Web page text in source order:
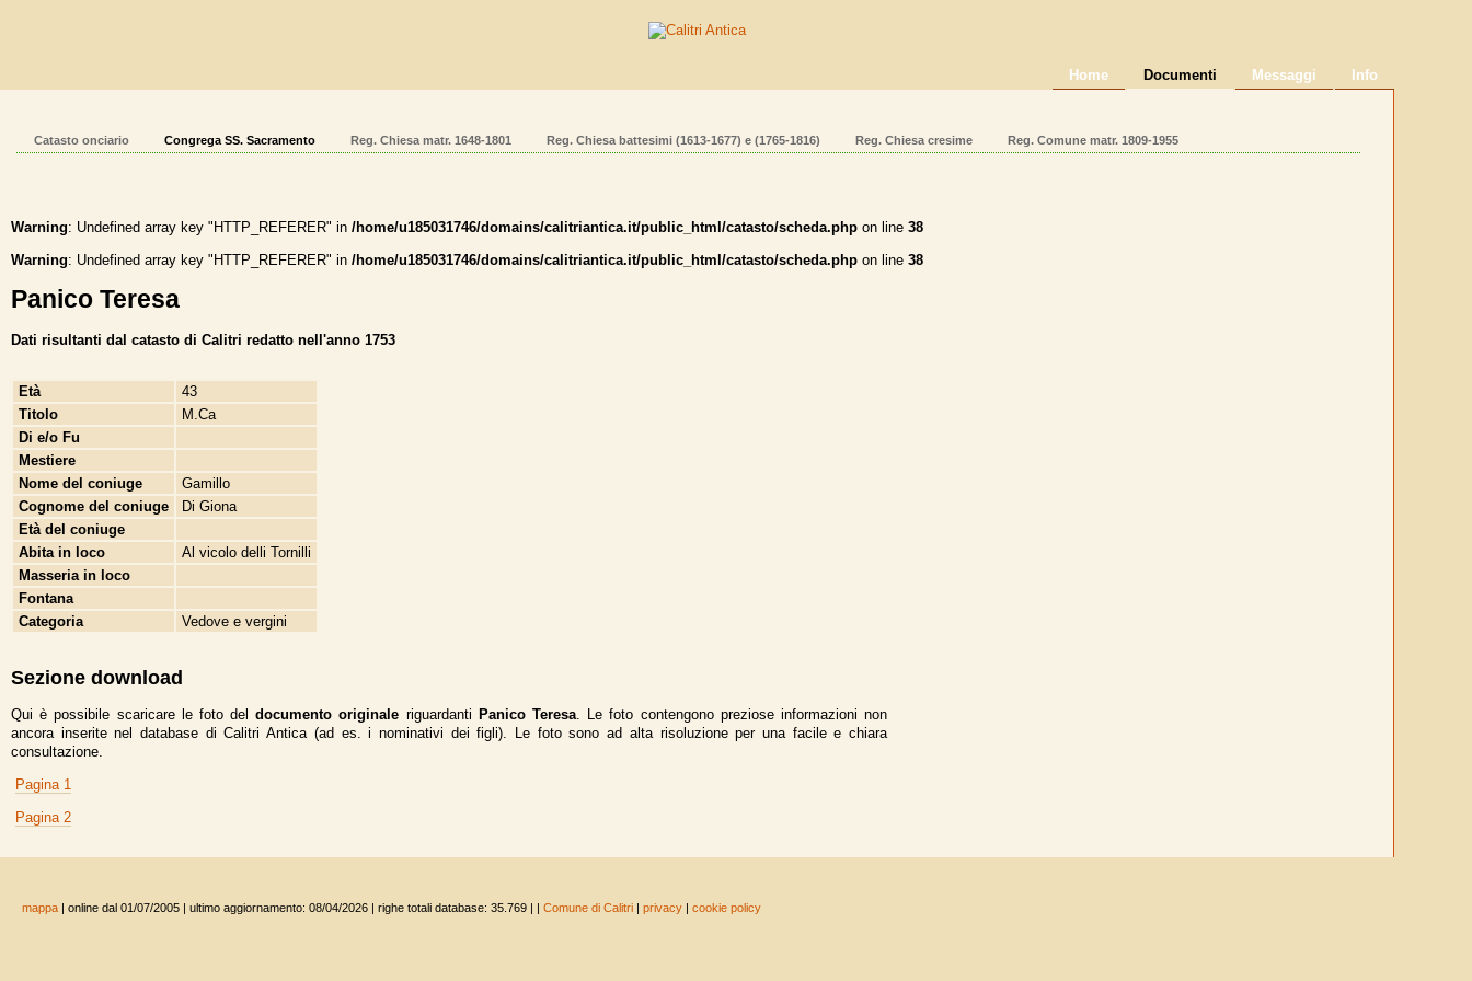
Info
Messaggi
Documenti
Home
Catasto onciario Congrega SS. Sacramento Reg. Chiesa matr. 1648-1801 Reg. Chiesa battesimi (1613-1677) e (1765-1816) Reg. Chiesa cresime Reg. Comune matr. 1809-1955
Warning: Undefined array key "HTTP_REFERER" in /home/u185031746/domains/calitriantica.it/public_html/catasto/scheda.php on line 38
Warning: Undefined array key "HTTP_REFERER" in /home/u185031746/domains/calitriantica.it/public_html/catasto/scheda.php on line 38
Panico Teresa
Dati risultanti dal catasto di Calitri redatto nell'anno 1753
Età
43
Titolo
M.Ca
Di e/o Fu
Mestiere
Nome del coniuge
Gamillo
Cognome del coniuge
Di Giona
Età del coniuge
Abita in loco
Al vicolo delli Tornilli
Masseria in loco
Fontana
Categoria
Vedove e vergini
Sezione download
Qui è possibile scaricare le foto deldocumento originale riguardanti Panico Teresa. Le foto contengono preziose informazioni non
ancora inserite nel database di Calitri Antica (ad es. i nominativi dei figli). Le foto sono ad alta risoluzione per una facile e chiara
consultazione.
Pagina 1
Pagina 2
mappa | online dal 01/07/2005 | ultimo aggiornamento: 08/04/2026 | righe totali database: 35.769 | | Comune di Calitri | privacy | cookie policy